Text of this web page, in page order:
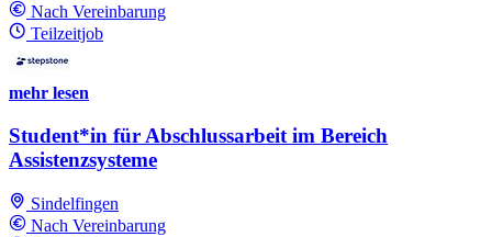
Nach Vereinbarung
Teilzeitjob
mehr lesen
Student*in für Abschlussarbeit im Bereich
Assistenzsysteme
Sindelfingen
Nach Vereinbarung